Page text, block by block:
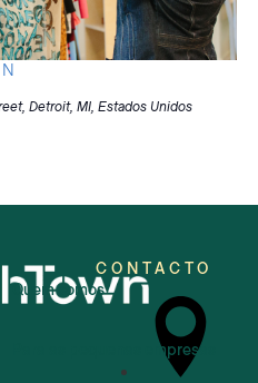
Detroit, MI, Estados Unidos
Quem somos
Para as pequenas empresas
CONTACTO